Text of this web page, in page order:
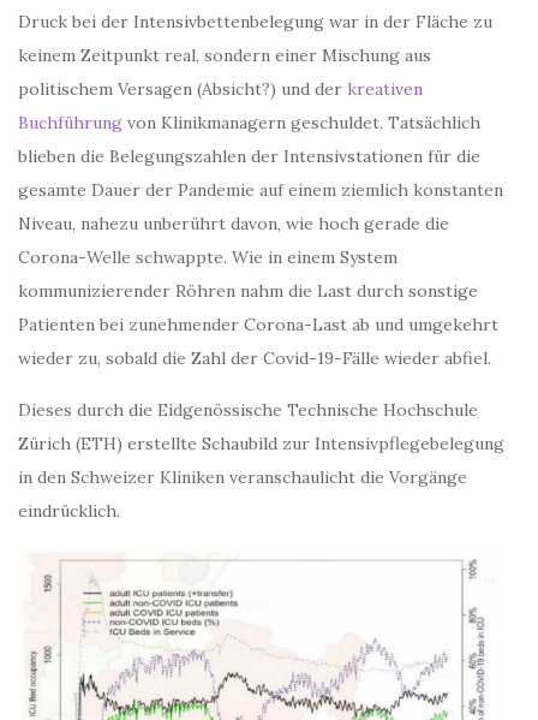
Druck bei der Intensivbettenbelegung war in der Fläche zu
keinem Zeitpunkt real, sondern einer Mischung aus
politischem Versagen (Absicht?) und der kreativen
Buchführung von Klinikmanagern geschuldet. Tatsächlich
blieben die Belegungszahlen der Intensivstationen für die
gesamte Dauer der Pandemie auf einem ziemlich konstanten
Niveau, nahezu unberührt davon, wie hoch gerade die
Corona-Welle schwappte. Wie in einem System
kommunizierender Röhren nahm die Last durch sonstige
Patienten bei zunehmender Corona-Last ab und umgekehrt
wieder zu, sobald die Zahl der Covid-19-Fälle wieder abfiel.
Dieses durch die Eidgenössische Technische Hochschule
Zürich (ETH) erstellte Schaubild zur Intensivpflegebelegung
in den Schweizer Kliniken veranschaulicht die Vorgänge
eindrücklich.